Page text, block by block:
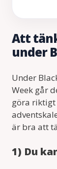
Att
under
Under
Week går
göra
är bra att
1) Du